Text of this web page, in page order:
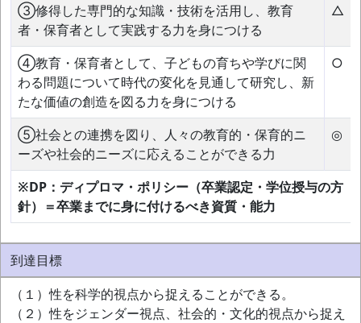
③修得した専門的な知識・技術を活用し、教育
者・保育者として実践する力を身につける
△
④教育・保育者として、子どもの育ちや学びに関
わる問題について時代の変化を見通して研究し、新
たな価値の創造を図る力を身につける
○
⑤社会との連携を図り、人々の教育的・保育的ニ
ーズや社会的ニーズに応えることができる力
◎
※DP：ディプロマ・ポリシー（卒業認定・学位授与の方
針）＝卒業までに身に付けるべき資質・能力
到達目標
（１）性を科学的視点から捉えることができる。
（２）性をジェンダー視点、社会的・文化的視点から捉え